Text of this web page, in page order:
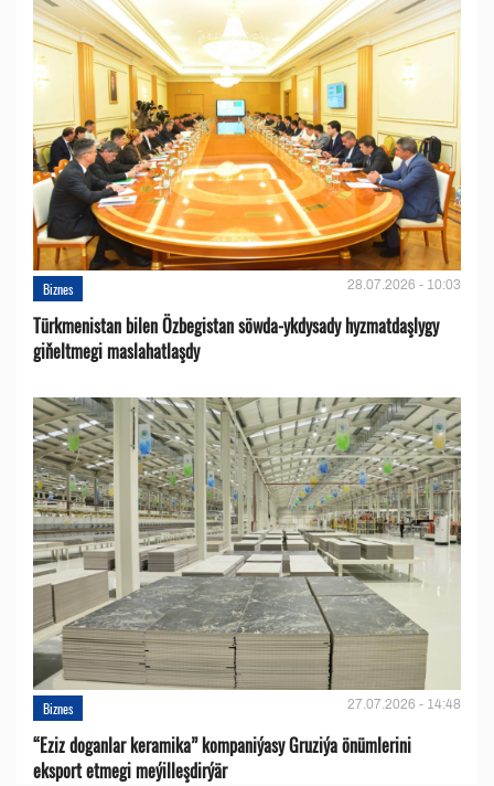
Biznes 28.07.2026 - 10:03
Türkmenistan bilen Özbegistan söwda-ykdysady hyzmatdaşlygy
giňeltmegi maslahatlaşdy
Biznes 27.07.2026 - 14:48
“Eziz doganlar keramika” kompaniýasy Gruziýa önümlerini
eksport etmegi meýilleşdirýär